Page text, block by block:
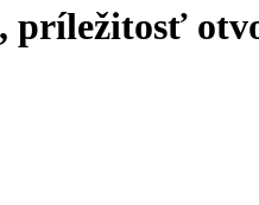
príležitosť